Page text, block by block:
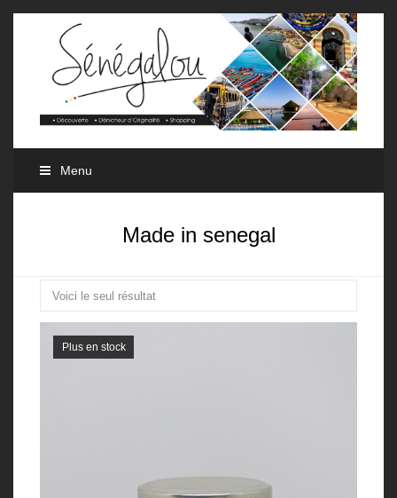
Menu
Made in senegal
Voici le seul résultat
Plus en stock